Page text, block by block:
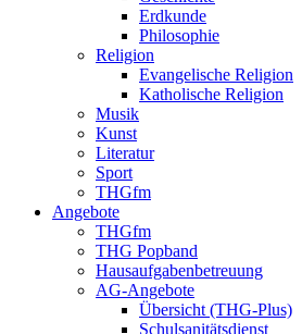
Erdkunde
Philosophie
Religion
Evangelische Religion
Katholische Religion
Musik
Kunst
Literatur
Sport
THGfm
Angebote
THGfm
THG Popband
Hausaufgabenbetreuung
AG-Angebote
Übersicht (THG-Plus)
Schulsanitätsdienst